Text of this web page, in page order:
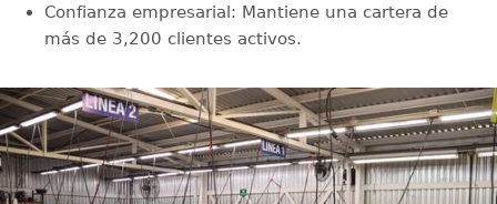
Confianza empresarial: Mantiene una cartera de
más de 3,200 clientes activos.